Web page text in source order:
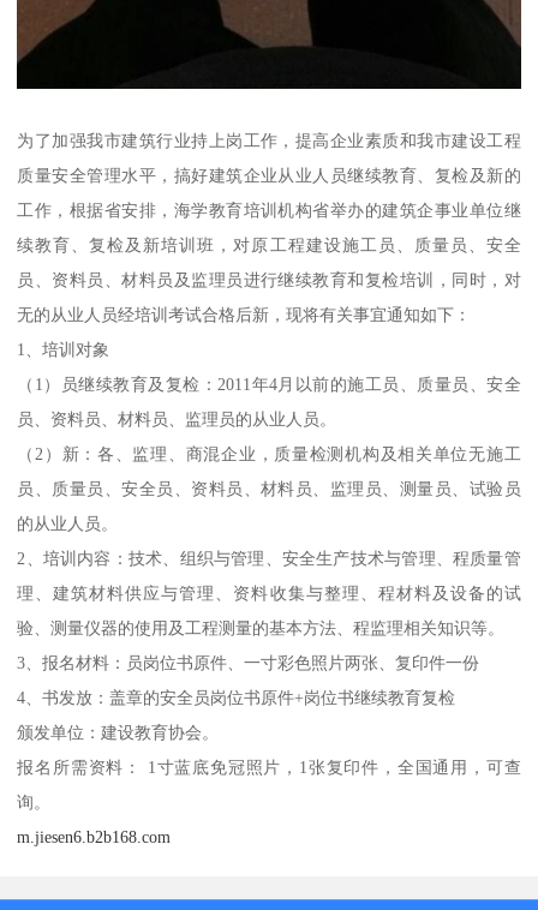
为了加强我市建筑行业持上岗工作，提高企业素质和我市建设工程
质量安全管理水平，搞好建筑企业从业人员继续教育、复检及新的
工作，根据省安排，海学教育培训机构省举办的建筑企事业单位继
续教育、复检及新培训班，对原工程建设施工员、质量员、安全
员、资料员、材料员及监理员进行继续教育和复检培训，同时，对
无的从业人员经培训考试合格后新，现将有关事宜通知如下：
1、培训对象
（1）员继续教育及复检：2011年4月以前的施工员、质量员、安全
员、资料员、材料员、监理员的从业人员。
（2）新：各、监理、商混企业，质量检测机构及相关单位无施工
员、质量员、安全员、资料员、材料员、监理员、测量员、试验员
的从业人员。
2、培训内容：技术、组织与管理、安全生产技术与管理、程质量管
理、建筑材料供应与管理、资料收集与整理、程材料及设备的试
验、测量仪器的使用及工程测量的基本方法、程监理相关知识等。
3、报名材料：员岗位书原件、一寸彩色照片两张、复印件一份
4、书发放：盖章的安全员岗位书原件+岗位书继续教育复检
颁发单位：建设教育协会。
报名所需资料： 1寸蓝底免冠照片，1张复印件，全国通用，可查
询。
m.jiesen6.b2b168.com